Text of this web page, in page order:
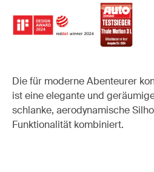
Die für moderne Abenteurer
ist eine elegante und
schlanke, aerodynamische
Funktionalität kombiniert.